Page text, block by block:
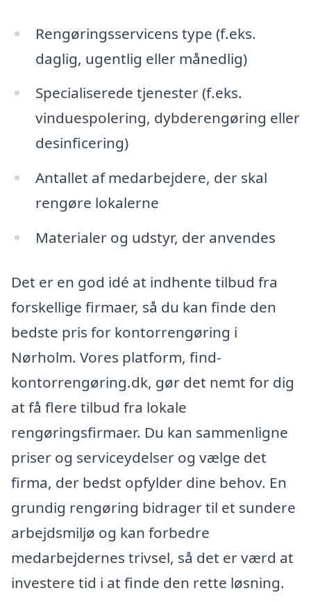
Rengøringsservicens type (f.eks.
daglig, ugentlig eller månedlig)
Specialiserede tjenester (f.eks.
vinduespolering, dybderengøring eller
desinficering)
Antallet af medarbejdere, der skal
rengøre lokalerne
Materialer og udstyr, der anvendes
Det er en god idé at indhente tilbud fra
forskellige firmaer, så du kan finde den
bedste pris for kontorrengøring i
Nørholm. Vores platform, find-
kontorrengøring.dk, gør det nemt for dig
at få flere tilbud fra lokale
rengøringsfirmaer. Du kan sammenligne
priser og serviceydelser og vælge det
firma, der bedst opfylder dine behov. En
grundig rengøring bidrager til et sundere
arbejdsmiljø og kan forbedre
medarbejdernes trivsel, så det er værd at
investere tid i at finde den rette løsning.